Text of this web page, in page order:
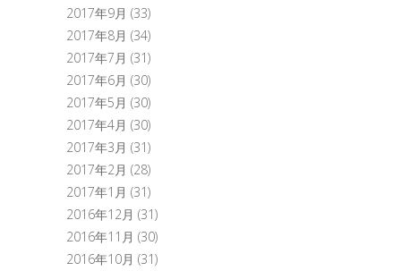
2017年9月 (33)
2017年8月 (34)
2017年7月 (31)
2017年6月 (30)
2017年5月 (30)
2017年4月 (30)
2017年3月 (31)
2017年2月 (28)
2017年1月 (31)
2016年12月 (31)
2016年11月 (30)
2016年10月 (31)